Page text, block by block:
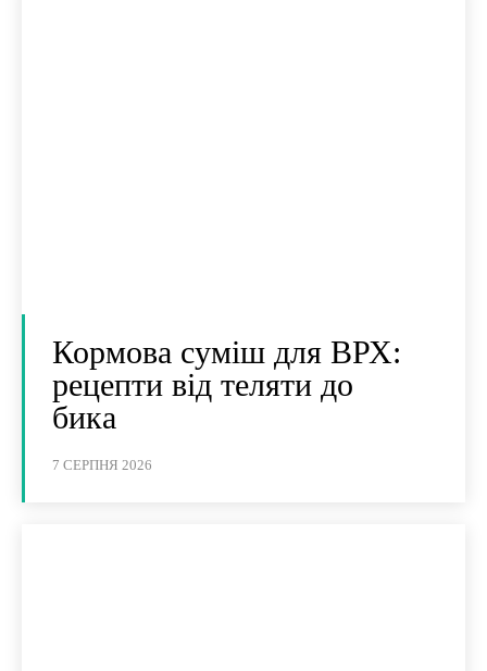
Кормова суміш для ВРХ:
рецепти від теляти до
бика
7 СЕРПНЯ 2026